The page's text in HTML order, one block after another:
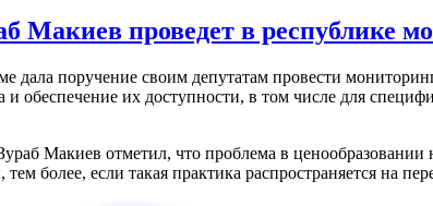
Макиев проведет в республике
дала поручение своим депутатам провести
и обеспечение их доступности, в том числе для
Макиев отметил, что проблема в
тем более, если такая практика распространяется